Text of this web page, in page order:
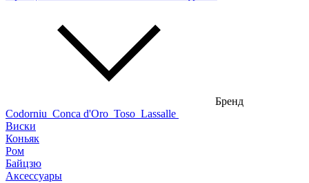
Бренд
Codorniu Conca d'Oro Toso Lassalle
Виски
Коньяк
Ром
Байцзю
Аксессуары